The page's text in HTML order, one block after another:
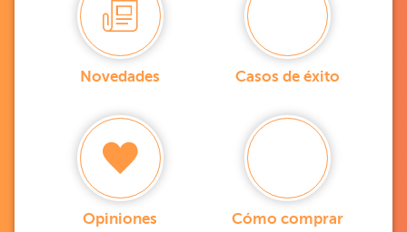
Novedades Casos de éxito
Opiniones Cómo comprar